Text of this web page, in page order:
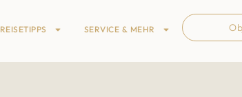
REISETIPPS SERVICE & MEHR